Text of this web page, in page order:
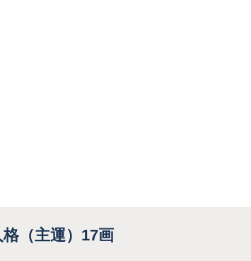
（主運）17画